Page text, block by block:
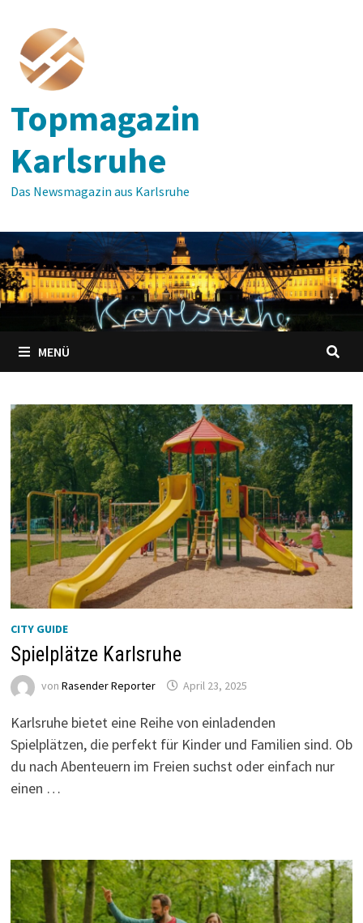
Inhalt
springen
Topmagazin
Karlsruhe
Das Newsmagazin aus Karlsruhe
MENÜ
CITY GUIDE
Spielplätze Karlsruhe
von Rasender Reporter April 23, 2025
Karlsruhe bietet eine Reihe von einladenden
Spielplätzen, die perfekt für Kinder und Familien sind. Ob
du nach Abenteuern im Freien suchst oder einfach nur
einen …